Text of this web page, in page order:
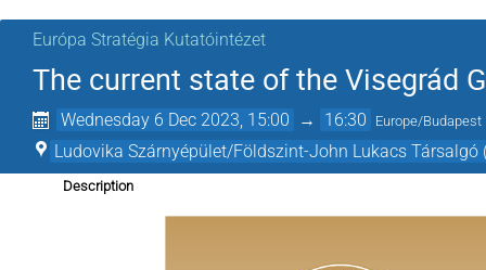
Európa Stratégia Kutatóintézet
The current state of the Visegrád
Wednesday 6 Dec 2023, 15:00 → 16:30 Europe/Budapest
Ludovika Szárnyépület/Földszint-John Lukacs Társalgó
Description